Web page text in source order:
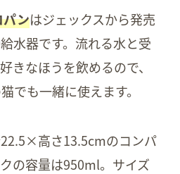
パンはジェックスから発売
水器です。流れる水と受
きなほうを飲めるので、
でも一緒に使えます。
高さ13.5cmのコンパ
の容量は950ml。サイズ